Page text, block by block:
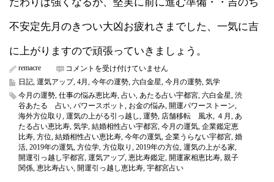
不安定先月のきつい大凶お疲れさまでした、一気に吉
に上がりますので頑張っていきましょう。
remacre
六
白
金
星
2019
年
4
月
運
気
（今
コメントを受け付けていません
日記, 運気アップ, 4月, 今年の運勢, 六白金星, 今月の運勢, 気学
今月の運勢, 仕事の悩み恵比寿, 占い, あたる占い宇都宮, 六白金星, 渋
谷あたる 占い, パワースポット , お金の悩み, 開運パワーストーン,
海外方位取り , 運気の上がる引っ越し, 運勢, 店舗移転 風水, ４月, あ
たる占い恵比寿, 気学, 結婚相性占い宇都宮, 今月の運気, 企業鑑定恵
比寿, 方位, 結婚相性占い恵比寿, 今年の運気, 企業うらない宇都宮, 婚
活, 2019年の運気, 方位学, 方位取り , 2019年の方位, 運気の上がる家,
開運引っ越し宇都宮, 運気アップ, 恵比寿鑑定, 開運家相恵比寿, 親子
関係, 恵比寿占い, 開運引っ越し恵比寿, 宇都宮占い